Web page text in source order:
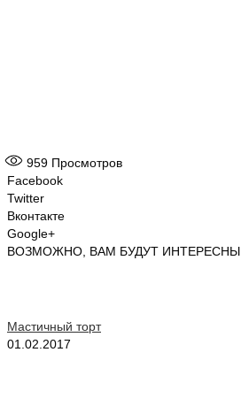
959 Просмотров
Facebook
Twitter
Вконтакте
Google+
ВОЗМОЖНО, ВАМ БУДУТ ИНТЕРЕСНЫ
Мастичный торт
01.02.2017